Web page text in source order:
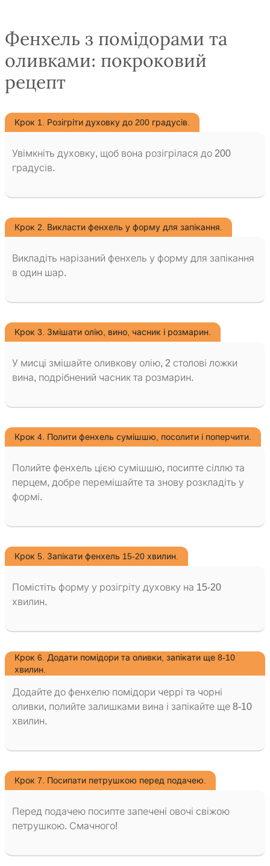
Фенхель з помідорами та
оливками: покроковий
рецепт
Крок 1. Розігріти духовку до 200 градусів.
Увімкніть духовку, щоб вона розігрілася до 200
градусів.
Крок 2. Викласти фенхель у форму для запікання.
Викладіть нарізаний фенхель у форму для запікання
в один шар.
Крок 3. Змішати олію, вино, часник і розмарин.
У мисці змішайте оливкову олію, 2 столові ложки
вина, подрібнений часник та розмарин.
Крок 4. Полити фенхель сумішшю, посолити і поперчити.
Полийте фенхель цією сумішшю, посипте сіллю та
перцем, добре перемішайте та знову розкладіть у
формі.
Крок 5. Запікати фенхель 15-20 хвилин.
Помістіть форму у розігріту духовку на 15-20
хвилин.
Крок 6. Додати помідори та оливки, запікати ще 8-10
хвилин.
Додайте до фенхелю помідори черрі та чорні
оливки, полийте залишками вина і запікайте ще 8-10
хвилин.
Крок 7. Посипати петрушкою перед подачею.
Перед подачею посипте запечені овочі свіжою
петрушкою. Смачного!